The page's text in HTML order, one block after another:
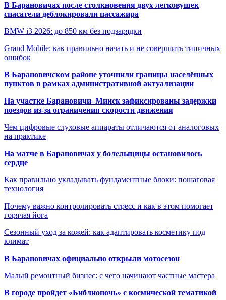
В Барановичах после столкновения двух легковушек
спасатели деблокировали пассажира
BMW i3 2026: до 850 км без подзарядки
Grand Mobile: как правильно начать и не совершить типичных
ошибок
В Барановичском районе уточнили границы населённых
пунктов в рамках административной актуализации
На участке Барановичи–Минск зафиксированы задержки
поездов из-за ограничения скорости движения
Чем цифровые слуховые аппараты отличаются от аналоговых
на практике
На матче в Барановичах у болельщицы остановилось
сердце
Как правильно укладывать фундаментные блоки: пошаговая
технология
Почему важно контролировать стресс и как в этом помогает
горячая йога
Сезонный уход за кожей: как адаптировать косметику под
климат
В Барановичах официально открыли мотосезон
Малый ремонтный бизнес: с чего начинают частные мастера
В городе пройдет «Библионочь» с космической тематикой